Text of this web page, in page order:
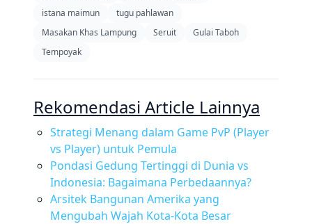
istana maimun
tugu pahlawan
Masakan Khas Lampung
Seruit
Gulai Taboh
Tempoyak
Rekomendasi Article Lainnya
Strategi Menang dalam Game PvP (Player
vs Player) untuk Pemula
Pondasi Gedung Tertinggi di Dunia vs
Indonesia: Bagaimana Perbedaannya?
Arsitek Bangunan Amerika yang
Mengubah Wajah Kota-Kota Besar